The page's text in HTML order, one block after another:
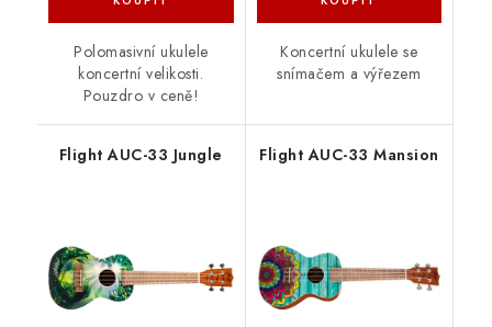
Polomasivní ukulele
koncertní velikosti.
Pouzdro v ceně!
Koncertní ukulele se
snímačem a výřezem
Flight AUC-33 Jungle Flight AUC-33 Mansion